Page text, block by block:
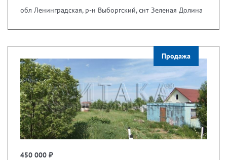
обл Ленинградская, р-н Выборгский, снт Зеленая Долина
Продажа
450 000 ₽